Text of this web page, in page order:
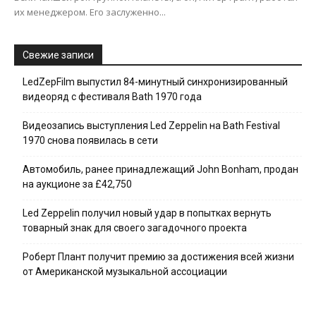
их менеджером. Его заслуженно...
Свежие записи
LedZepFilm выпустил 84-минутный синхронизированный
видеоряд с фестиваля Bath 1970 года
Видеозапись выступления Led Zeppelin на Bath Festival
1970 снова появилась в сети
Автомобиль, ранее принадлежащий John Bonham, продан
на аукционе за £42,750
Led Zeppelin получил новый удар в попытках вернуть
товарный знак для своего загадочного проекта
Роберт Плант получит премию за достижения всей жизни
от Американской музыкальной ассоциации